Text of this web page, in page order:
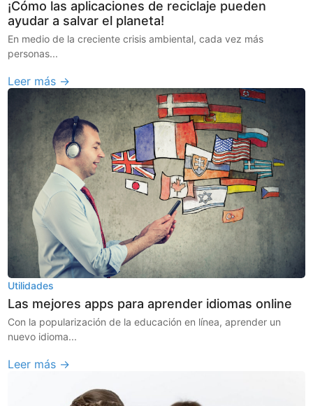
¡Cómo las aplicaciones de reciclaje pueden
ayudar a salvar el planeta!
En medio de la creciente crisis ambiental, cada vez más
personas...
Leer más →
Utilidades
Las mejores apps para aprender idiomas online
Con la popularización de la educación en línea, aprender un
nuevo idioma...
Leer más →